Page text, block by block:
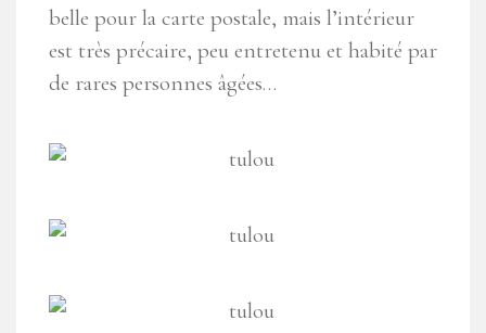
belle pour la carte postale, mais l’intérieur
est très précaire, peu entretenu et habité par
de rares personnes âgées…